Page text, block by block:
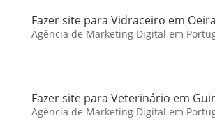
Fazer site para Vidraceiro em
Agência de Marketing Digital em
Fazer site para Veterinário em
Agência de Marketing Digital em